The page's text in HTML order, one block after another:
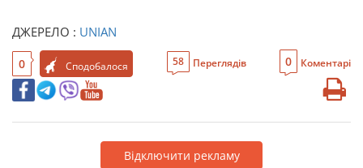
ДЖЕРЕЛО : UNIAN
0 Сподобалося 58 Переглядів 0 Коментарі
Відключити рекламу